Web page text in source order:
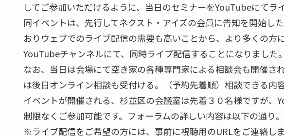
してご参加いただけるように、当日のセミナーをYouTubeにてラ
同イベントは、先行してネクスト・アイズの会員に告知を開始し
おりウェブでのライブ配信の需要も高いことから、より多くの方
YouTubeチャンネルにて、同時ライブ配信することになりました。
なお、当日は会場にて空き家の各種専門家による相談会も開催さ
は後日オンライン相談も受付ける。（予約先着順）相談できる内
イベントが開催される、杉並区の会議室は先着３０名様ですが、
制限なくご参加可能です。フォーラムの詳しい内容は以下の通り。
※ライブ配信をご希望の方には、事前に視聴用のURLをご連絡し